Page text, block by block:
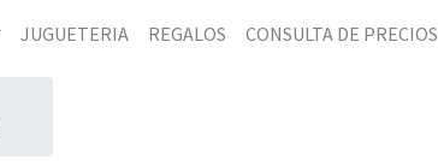
JUGUETERIA REGALOS CONSULTA DE PRECIOS